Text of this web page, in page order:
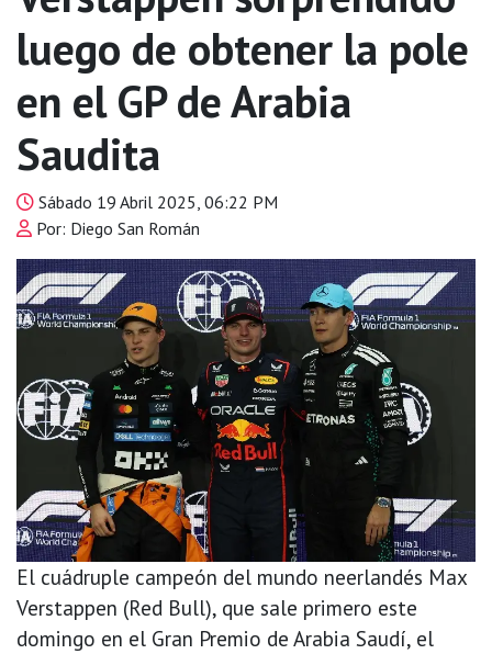
luego de obtener la pole
en el GP de Arabia
Saudita
Sábado 19 Abril 2025, 06:22 PM
Por: Diego San Román
El cuádruple campeón del mundo neerlandés Max
Verstappen (Red Bull), que sale primero este
domingo en el Gran Premio de Arabia Saudí, el